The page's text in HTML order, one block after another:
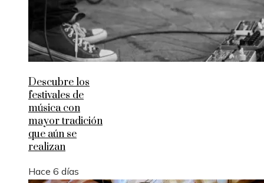
Descubre los
festivales de
música con
mayor tradición
que aún se
realizan
Hace 6 días